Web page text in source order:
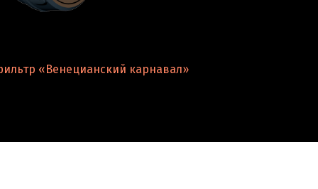
«Венецианский карнавал»